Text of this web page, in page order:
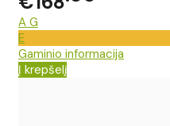
A G
E
Gaminio informacija
Į krepšelį